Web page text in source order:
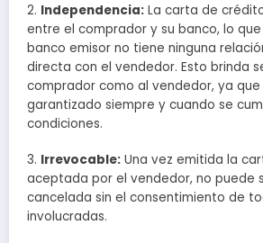
2. Independencia: La carta de
entre el comprador y su banco, lo
banco emisor no tiene ninguna
directa con el vendedor. Esto brinda
comprador como al vendedor, ya
garantizado siempre y cuando se
condiciones.
3. Irrevocable: Una vez emitida la
aceptada por el vendedor, no puede
cancelada sin el consentimiento de
involucradas.